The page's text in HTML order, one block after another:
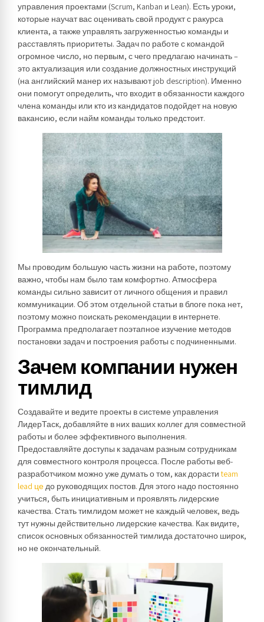
управления проектами (Scrum, Kanban и Lean). Есть уроки,
которые научат вас оценивать свой продукт с ракурса
клиента, а также управлять загруженностью команды и
расставлять приоритеты. Задач по работе с командой
огромное число, но первым, с чего предлагаю начинать –
это актуализация или создание должностных инструкций
(на английский манер их называют job description). Именно
они помогут определить, что входит в обязанности каждого
члена команды или кто из кандидатов подойдет на новую
вакансию, если найм команды только предстоит.
Мы проводим большую часть жизни на работе, поэтому
важно, чтобы нам было там комфортно. Атмосфера
команды сильно зависит от личного общения и правил
коммуникации. Об этом отдельной статьи в блоге пока нет,
поэтому можно поискать рекомендации в интернете.
Программа предполагает поэтапное изучение методов
постановки задач и построения работы с подчиненными.
Зачем компании нужен
тимлид
Создавайте и ведите проекты в системе управления
ЛидерТаск, добавляйте в них ваших коллег для совместной
работы и более эффективного выполнения.
Предоставляйте доступы к задачам разным сотрудникам
для совместного контроля процесса. После работы веб-
разработчиком можно уже думать о том, как дорастиteam
lead цедо руководящих постов. Для этого надо постоянно
учиться, быть инициативным и проявлять лидерские
качества. Стать тимлидом может не каждый человек, ведь
тут нужны действительно лидерские качества. Как видите,
список основных обязанностей тимлида достаточно широк,
но не окончательный.